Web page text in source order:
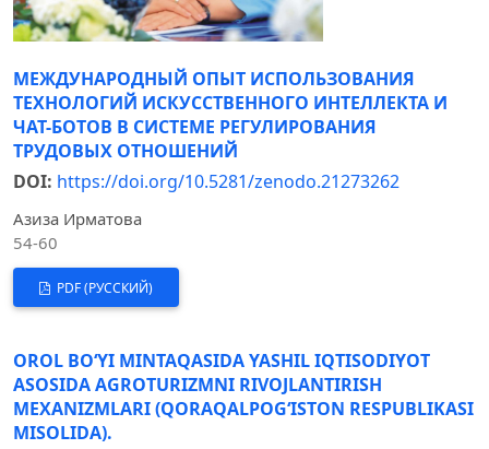
МЕЖДУНАРОДНЫЙ ОПЫТ ИСПОЛЬЗОВАНИЯ
ТЕХНОЛОГИЙ ИСКУССТВЕННОГО ИНТЕЛЛЕКТА И
ЧАТ-БОТОВ В СИСТЕМЕ РЕГУЛИРОВАНИЯ
ТРУДОВЫХ ОТНОШЕНИЙ
DOI: https://doi.org/10.5281/zenodo.21273262
Азиза Ирматова
54-60
PDF (РУССКИЙ)
OROL BOʻYI MINTAQASIDA YASHIL IQTISODIYOT
ASOSIDA AGROTURIZMNI RIVOJLANTIRISH
MEXANIZMLARI (QORAQALPOGʻISTON RESPUBLIKASI
MISOLIDA).